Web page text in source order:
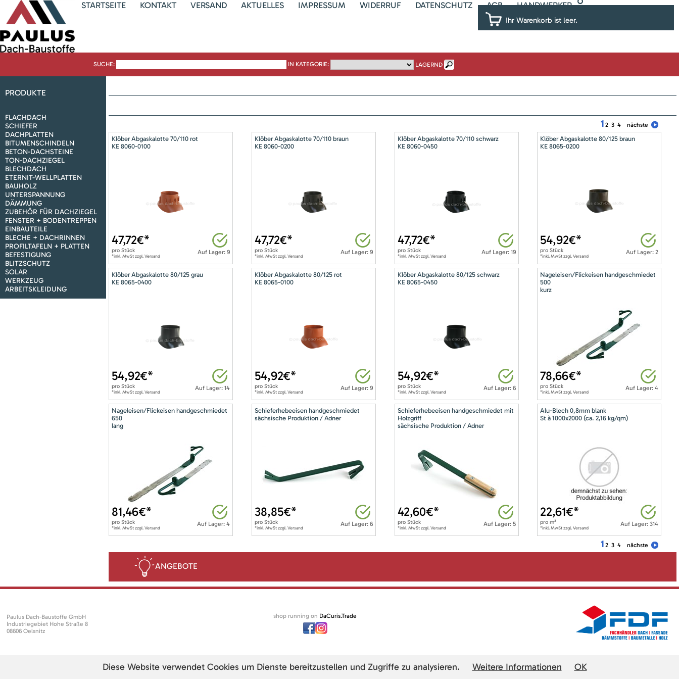
STARTSEITE KONTAKT VERSAND AKTUELLES IMPRESSUM WIDERRUF DATENSCHUTZ AGB HANDWERKER
Ihr Warenkorb ist leer.
SUCHE: IN KATEGORIE: LAGERND
PRODUKTE
FLACHDACH
SCHIEFER
DACHPLATTEN
BITUMENSCHINDELN
BETON-DACHSTEINE
TON-DACHZIEGEL
BLECHDACH
ETERNIT-WELLPLATTEN
BAUHOLZ
UNTERSPANNUNG
DÄMMUNG
ZUBEHÖR FÜR DACHZIEGEL
FENSTER + BODENTREPPEN
EINBAUTEILE
BLECHE + DACHRINNEN
PROFILTAFELN + PLATTEN
BEFESTIGUNG
BLITZSCHUTZ
SOLAR
WERKZEUG
ARBEITSKLEIDUNG
1 2 3 4 nächste
Klöber Abgaskalotte 70/110 rot
KE 8060-0100
Auf Lager: 9
47,72€*
pro Stück
*inkl. MwSt zzgl. Versand
Klöber Abgaskalotte 70/110 braun
KE 8060-0200
Auf Lager: 9
47,72€*
pro Stück
*inkl. MwSt zzgl. Versand
Klöber Abgaskalotte 70/110 schwarz
KE 8060-0450
Auf Lager: 19
47,72€*
pro Stück
*inkl. MwSt zzgl. Versand
Klöber Abgaskalotte 80/125 braun
KE 8065-0200
Auf Lager: 2
54,92€*
proStück
*inkl. MwSt zzgl. Versand
Klöber Abgaskalotte 80/125 grau
KE 8065-0400
Auf Lager: 14
54,92€*
pro Stück
*inkl. MwSt zzgl. Versand
Klöber Abgaskalotte 80/125 rot
KE 8065-0100
Auf Lager: 9
54,92€*
pro Stück
*inkl. MwSt zzgl. Versand
Klöber Abgaskalotte 80/125 schwarz
KE 8065-0450
Auf Lager: 6
54,92€*
pro Stück
*inkl. MwSt zzgl. Versand
Nageleisen/Flickeisen handgeschmiedet
500
kurz
Auf Lager: 4
78,66€*
proStück
*inkl. MwSt zzgl. Versand
Nageleisen/Flickeisen handgeschmiedet
650
lang
Auf Lager: 4
81,46€*
pro Stück
*inkl. MwSt zzgl. Versand
Schieferhebeeisen handgeschmiedet
sächsische Produktion / Adner
Auf Lager: 6
38,85€*
pro Stück
*inkl. MwSt zzgl. Versand
Schieferhebeeisen handgeschmiedet mit
Holzgriff
sächsische Produktion / Adner
Auf Lager: 5
42,60€*
pro Stück
*inkl. MwSt zzgl. Versand
Alu-Blech 0,8mm blank
St à 1000x2000 (ca. 2,16 kg/qm)
Auf Lager: 314
22,61€*
prom²
*inkl. MwSt zzgl. Versand
1 2 3 4 nächste
ANGEBOTE
Paulus Dach-Baustoffe GmbH
Industriegebiet Hohe Straße 8
08606 Oelsnitz
shop running on DaCuris.Trade
Diese Website verwendet Cookies um Dienste bereitzustellen und Zugriffe zu analysieren. Weitere Informationen OK